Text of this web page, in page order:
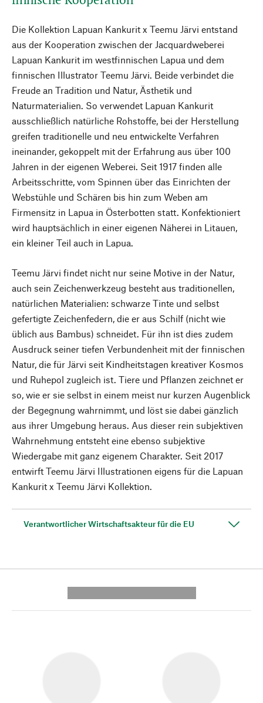
Die Kollektion Lapuan Kankurit x Teemu Järvi entstand
aus der Kooperation zwischen der Jacquardweberei
Lapuan Kankurit im westfinnischen Lapua und dem
finnischen Illustrator Teemu Järvi. Beide verbindet die
Freude an Tradition und Natur, Ästhetik und
Naturmaterialien. So verwendet Lapuan Kankurit
ausschließlich natürliche Rohstoffe, bei der Herstellung
greifen traditionelle und neu entwickelte Verfahren
ineinander, gekoppelt mit der Erfahrung aus über 100
Jahren in der eigenen Weberei. Seit 1917 finden alle
Arbeitsschritte, vom Spinnen über das Einrichten der
Webstühle und Schären bis hin zum Weben am
Firmensitz in Lapua in Österbotten statt. Konfektioniert
wird hauptsächlich in einer eigenen Näherei in Litauen,
ein kleiner Teil auch in Lapua.
Teemu Järvi findet nicht nur seine Motive in der Natur,
auch sein Zeichenwerkzeug besteht aus traditionellen,
natürlichen Materialien: schwarze Tinte und selbst
gefertigte Zeichenfedern, die er aus Schilf (nicht wie
üblich aus Bambus) schneidet. Für ihn ist dies zudem
Ausdruck seiner tiefen Verbundenheit mit der finnischen
Natur, die für Järvi seit Kindheitstagen kreativer Kosmos
und Ruhepol zugleich ist. Tiere und Pflanzen zeichnet er
so, wie er sie selbst in einem meist nur kurzen Augenblick
der Begegnung wahrnimmt, und löst sie dabei gänzlich
aus ihrer Umgebung heraus. Aus dieser rein subjektiven
Wahrnehmung entsteht eine ebenso subjektive
Wiedergabe mit ganz eigenem Charakter. Seit 2017
entwirft Teemu Järvi Illustrationen eigens für die Lapuan
Kankurit x Teemu Järvi Kollektion.
Verantwortlicher Wirtschaftsakteur für die EU